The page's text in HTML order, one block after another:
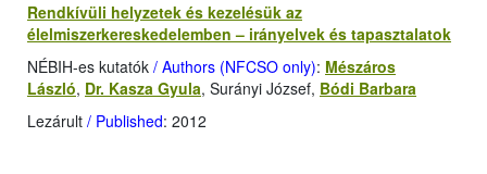
Rendkívüli helyzetek és kezelésük az
élelmiszerkereskedelemben – irányelvek és tapasztalatok
NÉBIH-es kutatók / Authors (NFCSO only): Mészáros
László, Dr. Kasza Gyula, Surányi József, Bódi Barbara
Lezárult / Published: 2012